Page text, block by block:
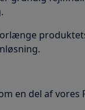
en del af vores